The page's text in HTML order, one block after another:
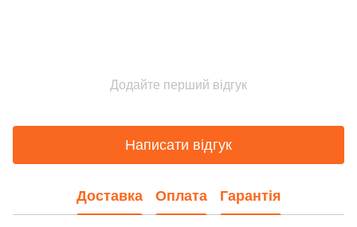
Додайте перший відгук
Написати відгук
Доставка Оплата Гарантія